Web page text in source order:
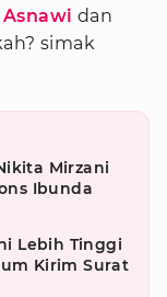
Asnawi dan
simak
Mirzani
Ibunda
Lebih Tinggi
Kirim Surat